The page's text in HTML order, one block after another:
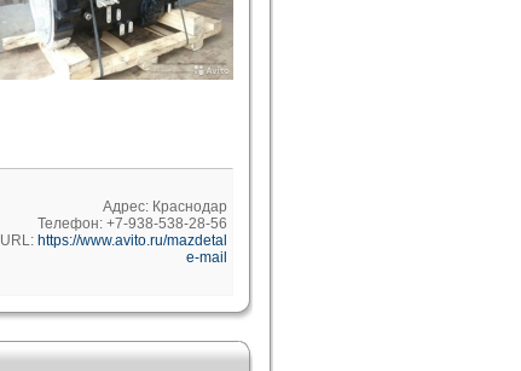
Адрес: Краснодар
Телефон: +7-938-538-28-56
URL: https://www.avito.ru/mazdetal
e-mail